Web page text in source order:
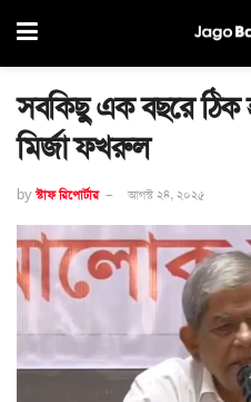
সবকিছু এক বছরে ঠিক
মির্জা ফখরুল
by স্টাফ রিপোর্টার আগস্ট ২৪, ২০২৫